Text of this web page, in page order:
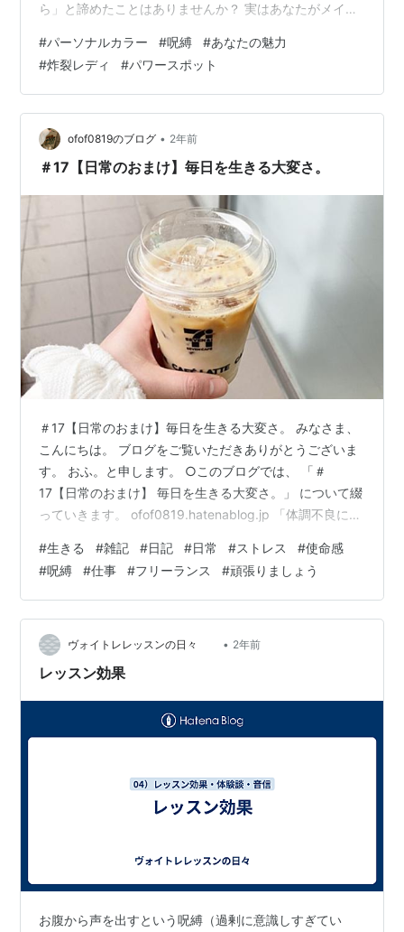
ら」と諦めたことはありませんか？ 実はあなたがメイク
ん。 光の当たり方次第でひとつの色だっていろんな色に
見えるし素材やデザインによってもそのアイテムの印象
も変わってくるので 諦めてしまう前に材質や質感デザイ
ンや柄など あなたのお顔立ちに似合うものの傾向を押さ
えたうえでいろんな色を楽しみましょう。 色見本のパレ
ットに囚われすぎて肝心のあなたの…
#パーソナルカラー #呪縛 #あなたの魅力
#炸裂レディ #パワースポット
ofof0819のブログ • 2年前
＃17【日常のおまけ】毎日を生きる大変さ。
＃17【日常のおまけ】毎日を生きる大変さ。 みなさま、
こんにちは。 ブログをご覧いただきありがとうございま
す。 おふ。と申します。 ○このブログでは、 「＃
17【日常のおまけ】 毎日を生きる大変さ。」 について綴
っていきます。 ofof0819.hatenablog.jp 「体調不良にな
思います。 それは、 仕事が嫌だというのとは少し違って
ます。 「指定された時間にいかなくては！」 という気持
ちに疲れるからです。 昔から今までずっと使命感に駆ら
れる、 逃げられない自分からの呪縛があります。 ”とに
かく自由になりたい。” って思ったりします。…
#生きる #雑記 #日記 #日常 #ストレス #使命感
#呪縛 #仕事 #フリーランス #頑張りましょう
ヴォイトレレッスンの日々 • 2年前
レッスン効果
お腹から声を出すという呪縛（過剰に意識しすぎてい